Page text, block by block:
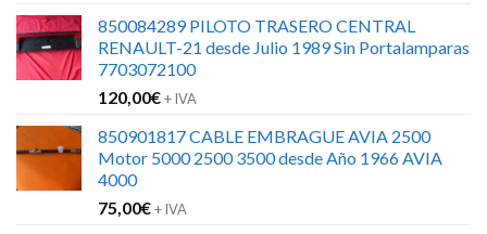
850084289 PILOTO TRASERO CENTRAL
RENAULT-21 desde Julio 1989 Sin Portalamparas
7703072100
120,00€+ IVA
850901817 CABLE EMBRAGUE AVIA 2500
Motor 5000 2500 3500 desde Año 1966 AVIA
4000
75,00€+ IVA